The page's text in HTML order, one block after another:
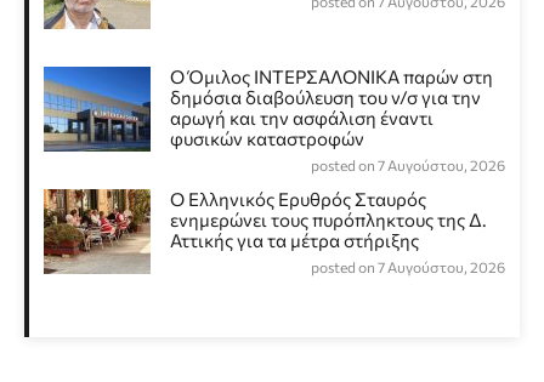
Ο Όμιλος ΙΝΤΕΡΣΑΛΟΝΙΚΑ παρών στη
δημόσια διαβούλευση του ν/σ για την
αρωγή και την ασφάλιση έναντι
φυσικών καταστροφών
posted on 7 Αυγούστου, 2026
Ο Ελληνικός Ερυθρός Σταυρός
ενημερώνει τους πυρόπληκτους της Δ.
Αττικής για τα μέτρα στήριξης
posted on 7 Αυγούστου, 2026